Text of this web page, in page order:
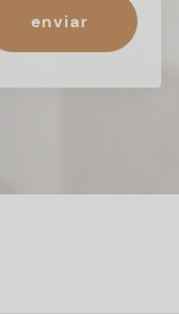
enviar